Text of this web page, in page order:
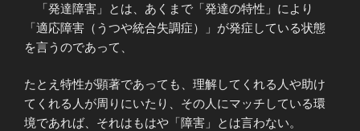
「発達障害」とは、あくまで「発達の特性」により
「適応障害（うつや統合失調症）」が発症している状態
を言うのであって、
たとえ特性が顕著であっても、理解してくれる人や助け
てくれる人が周りにいたり、その人にマッチしている環
境であれば、それはもはや「障害」とは言わない。